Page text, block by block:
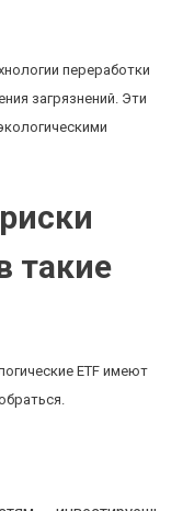
переработки
загрязнений. Эти
такие
ETF имеют